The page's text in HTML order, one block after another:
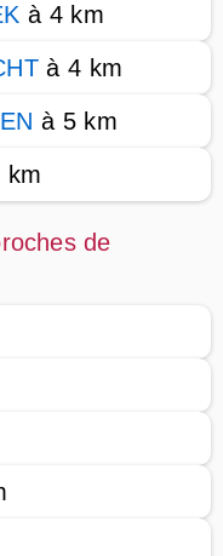
à 4 km
à 4 km
à 5 km
km
de